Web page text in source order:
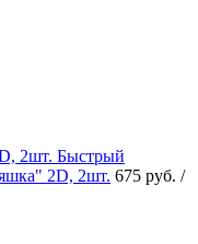
Быстрый
2D, 2шт. 675 руб. /